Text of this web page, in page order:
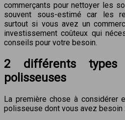
commerçants pour nettoyer les
souvent sous-estimé car les
surtout si vous avez un
investissement coûteux qui
conseils pour votre besoin.
2 différents types
polisseuses
La première chose à considérer
polisseuse dont vous avez besoin